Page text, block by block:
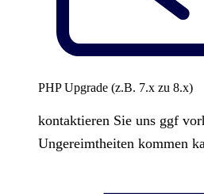
PHP Upgrade (z.B. 7.x zu 8.x)
kontaktieren Sie uns ggf
Ungereimtheiten kommen